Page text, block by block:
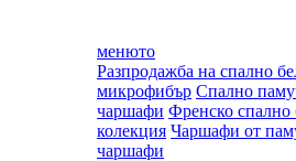
менюто
Разпродажба на спално
микрофибър Спално
чаршафи Френско спално
колекция Чаршафи от
чаршафи